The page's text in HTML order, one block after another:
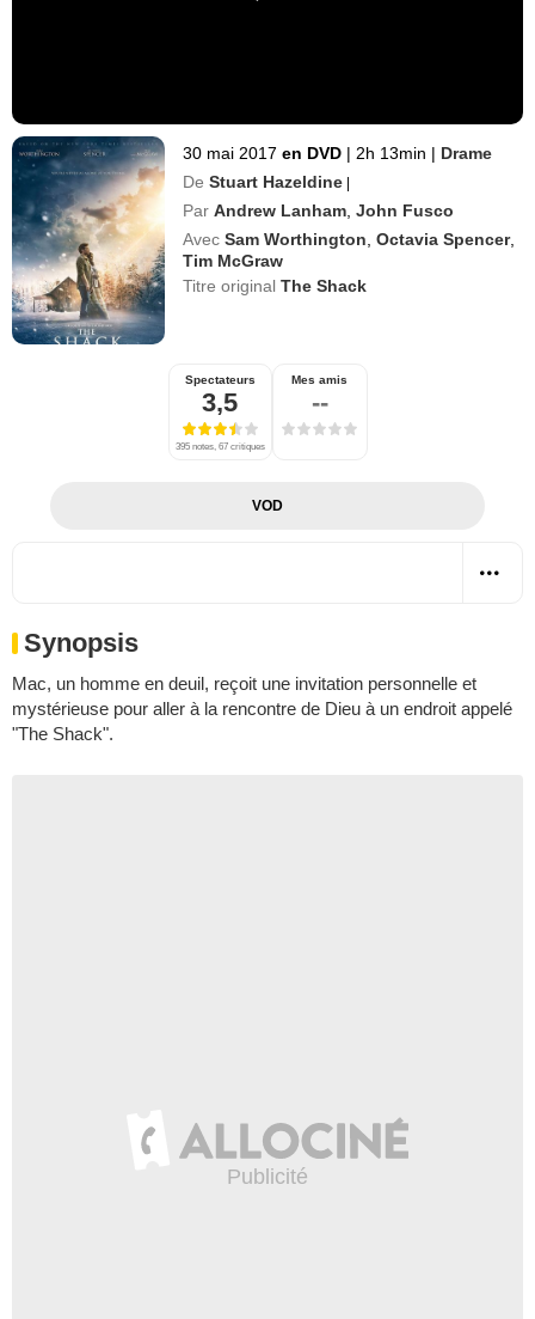
30 mai 2017 en DVD | 2h 13min | Drame
De Stuart Hazeldine |
Par Andrew Lanham ,John Fusco
Avec Sam Worthington ,Octavia Spencer,
Tim McGraw
Titre originalThe Shack
Spectateurs
3,5
395 notes, 67 critiques
Mes amis
--
VOD
Synopsis
Mac, un homme en deuil, reçoit une invitation personnelle et
mystérieuse pour aller à la rencontre de Dieu à un endroit appelé
"The Shack".